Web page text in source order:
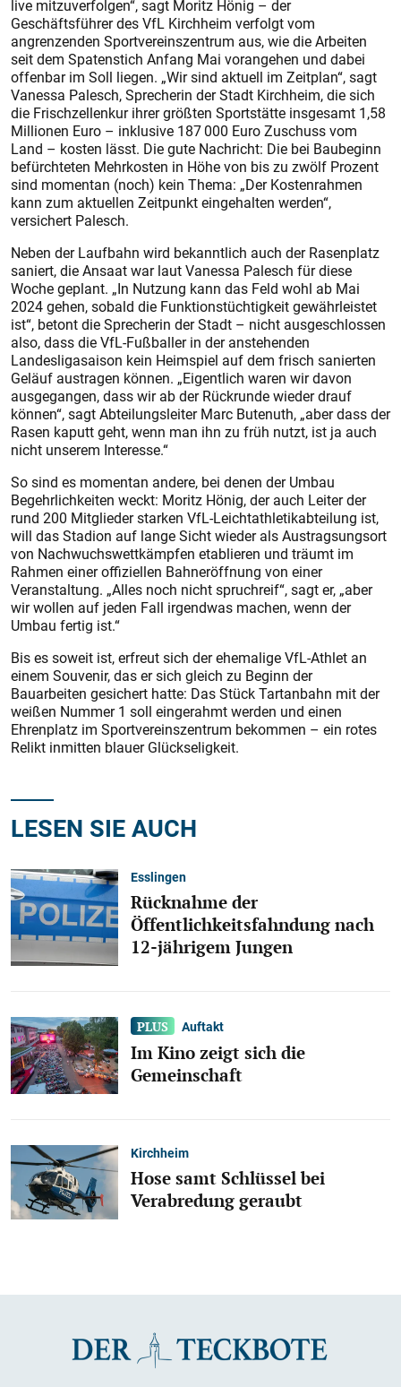
live mitzuverfolgen“, sagt Moritz Hönig – der
Geschäftsführer des VfL Kirchheim verfolgt vom
angrenzenden Sportvereinszentrum aus, wie die Arbeiten
seit dem Spatenstich Anfang Mai vorangehen und dabei
offenbar im Soll liegen. „Wir sind aktuell im Zeitplan“, sagt
Vanessa Palesch, Sprecherin der Stadt Kirchheim, die sich
die Frischzellenkur ihrer größten Sportstätte insgesamt 1,58
Millionen Euro – inklusive 187 000 Euro Zuschuss vom
Land – kosten lässt. Die gute Nachricht: Die bei Baubeginn
befürchteten Mehrkosten in Höhe von bis zu zwölf Prozent
sind momentan (noch) kein Thema: „Der Kostenrahmen
kann zum aktuellen Zeitpunkt eingehalten werden“,
versichert Palesch.
Neben der Laufbahn wird bekanntlich auch der Rasenplatz
saniert, die Ansaat war laut Vanessa Palesch für diese
Woche geplant. „In Nutzung kann das Feld wohl ab Mai
2024 gehen, sobald die Funktionstüchtigkeit gewährleistet
ist“, betont die Sprecherin der Stadt – nicht ausgeschlossen
also, dass die VfL-Fußballer in der anstehenden
Landesligasaison kein Heimspiel auf dem frisch sanierten
Geläuf austragen können. „Eigentlich waren wir davon
ausgegangen, dass wir ab der Rückrunde wieder drauf
können“, sagt Abteilungsleiter Marc Butenuth, „aber dass der
Rasen kaputt geht, wenn man ihn zu früh nutzt, ist ja auch
nicht unserem Interesse.“
So sind es momentan andere, bei denen der Umbau
Begehrlichkeiten weckt: Moritz Hönig, der auch Leiter der
rund 200 Mitglieder starken VfL-Leichtathletikabteilung ist,
will das Stadion auf lange Sicht wieder als Austragsungsort
von Nachwuchswettkämpfen etablieren und träumt im
Rahmen einer offiziellen Bahneröffnung von einer
Veranstaltung. „Alles noch nicht spruchreif“, sagt er, „aber
wir wollen auf jeden Fall irgendwas machen, wenn der
Umbau fertig ist.“
Bis es soweit ist, erfreut sich der ehemalige VfL-Athlet an
einem Souvenir, das er sich gleich zu Beginn der
Bauarbeiten gesichert hatte: Das Stück Tartanbahn mit der
weißen Nummer 1 soll eingerahmt werden und einen
Ehrenplatz im Sportvereinszentrum bekommen – ein rotes
Relikt inmitten blauer Glückseligkeit.
LESEN SIE AUCH
Esslingen
Rücknahme der
Öffentlichkeitsfahndung nach
12-jährigem Jungen
Auftakt
Im Kino zeigt sich die
Gemeinschaft
Kirchheim
Hose samt Schlüssel bei
Verabredung geraubt